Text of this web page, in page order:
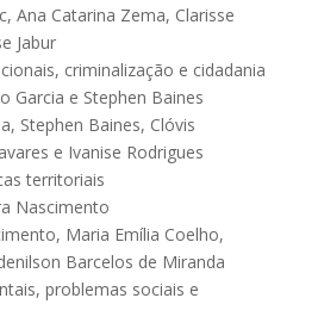
Ana Catarina Zema, Clarisse
Jabur
criminalização e cidadania
Garcia e Stephen Baines
Stephen Baines, Clóvis
e Ivanise Rodrigues
territoriais
Nascimento
Maria Emília Coelho,
Barcelos de Miranda
problemas sociais e